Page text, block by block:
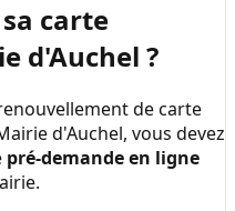
carte
d'Auchel ?
de carte
d'Auchel, vous devez
pré-demande en ligne